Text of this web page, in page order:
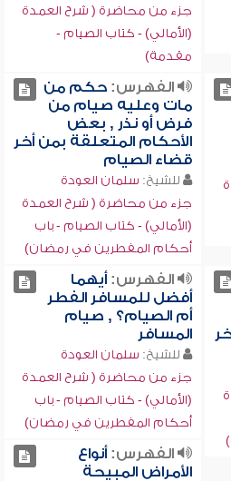
جزء من محاضرة ( شرح العمدة
(الأمالي) - كتاب الصيام -
مقدمة)
الفهرس:حكم من
مات وعليه صيام من
فرض أو نذر , بعض
الأحكام المتعلقة بمن أخر
قضاء الصيام
للشيخ: سلمان العودة
جزء من محاضرة ( شرح العمدة
(الأمالي) - كتاب الصيام - باب
أحكام المفطرين في رمضان)
الفهرس:أيهما
أفضل للمسافر الفطر
أم الصيام؟ , صيام
المسافر
للشيخ: سلمان العودة
جزء من محاضرة ( شرح العمدة
(الأمالي) - كتاب الصيام - باب
أحكام المفطرين في رمضان)
الفهرس:أنواع
الأمراض المبيحة